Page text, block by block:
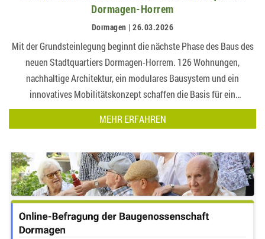
Dormagen-Horrem
Dormagen | 26.03.2026
Mit der Grundsteinlegung beginnt die nächste Phase des Baus des
neuen Stadtquartiers Dormagen-Horrem. 126 Wohnungen,
nachhaltige Architektur, ein modulares Bausystem und ein
innovatives Mobilitätskonzept schaffen die Basis für ein
lebendiges und zukunftsfähiges Woh…
MEHR ERFAHREN